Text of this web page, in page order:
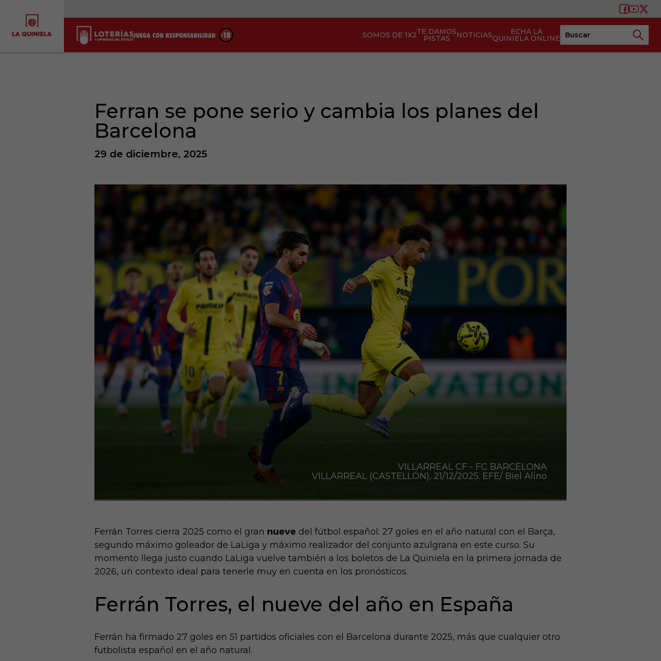
SOMOS DE 1X2TE DAMOS
PISTAS NOTICIAS ECHA LA
QUINIELA ONLINE
Ferran se pone serio y cambia los planes del
Barcelona
29 de diciembre, 2025
VILLARREAL CF - FC BARCELONA
VILLARREAL (CASTELLÓN), 21/12/2025. EFE/ Biel Alino
Ferrán Torres cierra 2025 como el gran nueve del fútbol español: 27 goles en el año natural con el Barça,
segundo máximo goleador de LaLiga y máximo realizador del conjunto azulgrana en este curso. Su
momento llega justo cuando LaLiga vuelve también a los boletos de La Quiniela en la primera jornada de
2026, un contexto ideal para tenerle muy en cuenta en los pronósticos.
Ferrán Torres, el nueve del año en España
Ferrán ha firmado 27 goles en 51 partidos oficiales con el Barcelona durante 2025, más que cualquier otro
futbolista español en el año natural.